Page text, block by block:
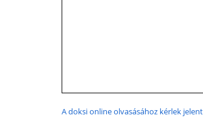
A doksi online olvasásához kérlek